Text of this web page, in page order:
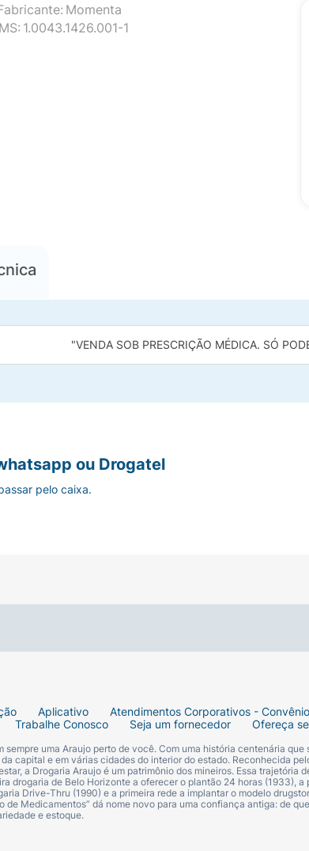
Momenta
1.0043.1426.001-1
"VENDA SOB PRESCRIÇÃO MÉDICA. SÓ
Aplicativo Atendimentos Corporativos - Convênio
Trabalhe Conosco Seja um fornecedor Ofereça
sempre uma Araujo perto de você. Com uma história centenária
capital e em várias cidades do interior do estado. Reconhecida
a Drogaria Araujo é um patrimônio dos mineiros. Essa trajetória
drogaria de Belo Horizonte a oferecer o plantão 24 horas (1933),
Drive-Thru (1990) e a primeira rede a implantar o modelo
de Medicamentos” dá nome novo para uma confiança antiga: de
e estoque.
ou Drogatel
pelo caixa.